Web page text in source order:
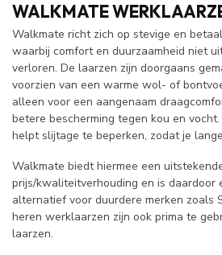
WALKMATE
Walkmate richt zich op stevige en
waarbij comfort en duurzaamheid niet
verloren. De laarzen zijn doorgaans
voorzien van een warme wol- of
alleen voor een aangenaam
betere bescherming tegen kou en
helpt slijtage te beperken, zodat je
Walkmate biedt hiermee een
prijs/kwaliteitverhouding en is daardoor
alternatief voor duurdere merken zoals
heren werklaarzen zijn ook prima te
laarzen.